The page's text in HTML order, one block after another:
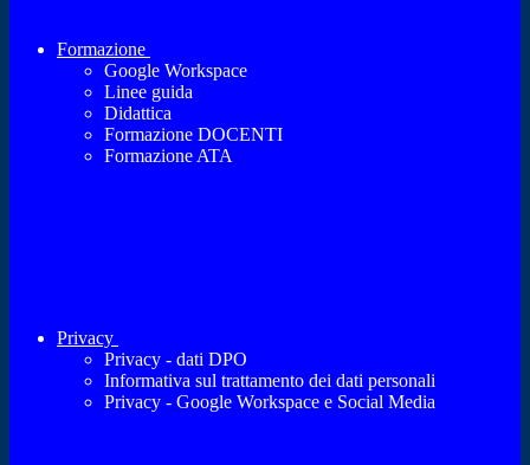
Formazione
Google Workspace
Linee guida
Didattica
Formazione DOCENTI
Formazione ATA
Privacy
Privacy - dati DPO
Informativa sul trattamento dei dati personali
Privacy - Google Workspace e Social Media